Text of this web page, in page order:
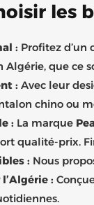
les
: Profitez
que ce
: Avec leur
chino ou
: La marque
qualité-prix.
: Nous
: